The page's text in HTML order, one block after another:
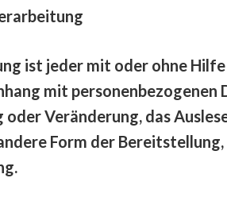
ist jeder mit oder ohne
mit personenbezogenen
oder Veränderung, das
Form der